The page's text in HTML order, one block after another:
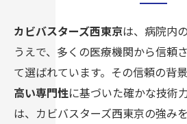
カビバスターズ西東京は、病院内
うえで、多くの医療機関から信頼
て選ばれています。その信頼の背景
高い専門性に基づいた確かな技術
は、カビバスターズ西東京の強み